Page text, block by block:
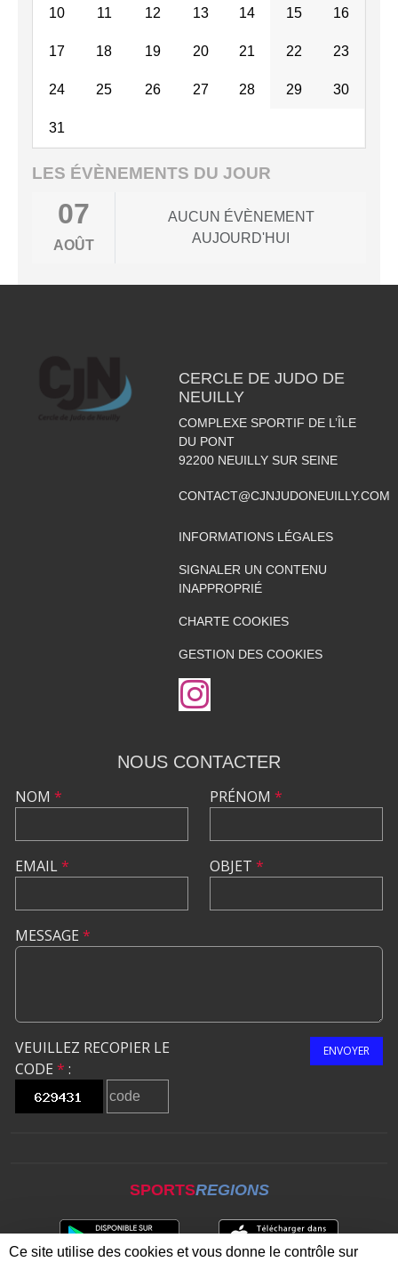
10 11 12 13 14 15 16
17 18 19 20 21 22 23
24 25 26 27 28 29 30
31
LES ÉVÈNEMENTS DU JOUR
07
AOÛT
AUCUN ÉVÈNEMENT
AUJOURD'HUI
CERCLE DE JUDO DE
NEUILLY
COMPLEXE SPORTIF DE L’ÎLE
DU PONT
92200 NEUILLY SUR SEINE
CONTACT@CJNJUDONEUILLY.COM
INFORMATIONS LÉGALES
SIGNALER UN CONTENU
INAPPROPRIÉ
CHARTE COOKIES
GESTION DES COOKIES
NOUS CONTACTER
NOM *
EMAIL*
PRÉNOM *
OBJET *
MESSAGE *
VEUILLEZ RECOPIER LE
CODE * :
ENVOYER
SPORTSREGIONS
Ce site utilise des cookies et vous donne le contrôle sur